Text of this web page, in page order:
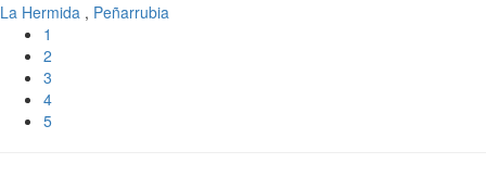
La Hermida , Peñarrubia
1
2
3
4
5